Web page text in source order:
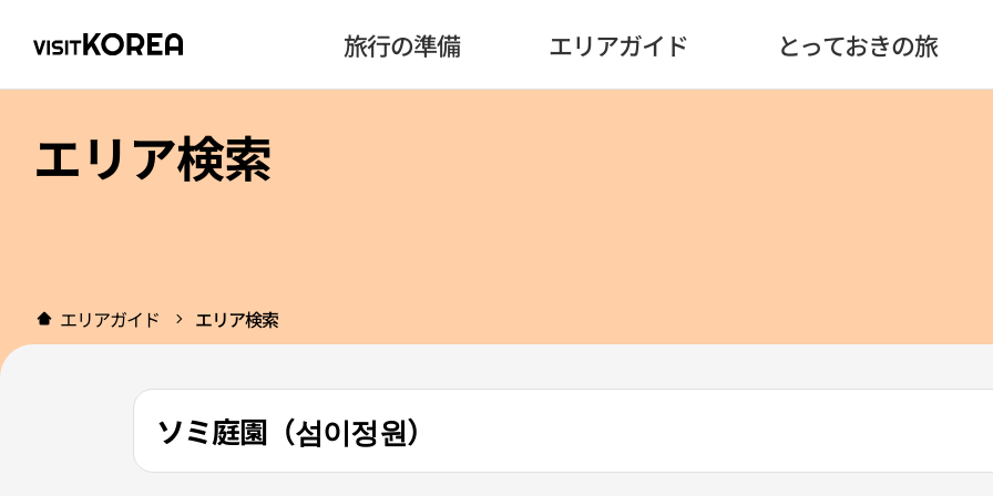
旅行の準備 エリアガイド とっておきの旅
エリア検索
エリアガイド エリア検索
ソミ庭園（섬이정원）